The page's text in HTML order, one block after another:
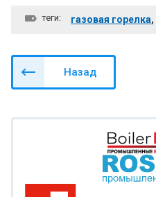
теги: газовая горелка,
Назад